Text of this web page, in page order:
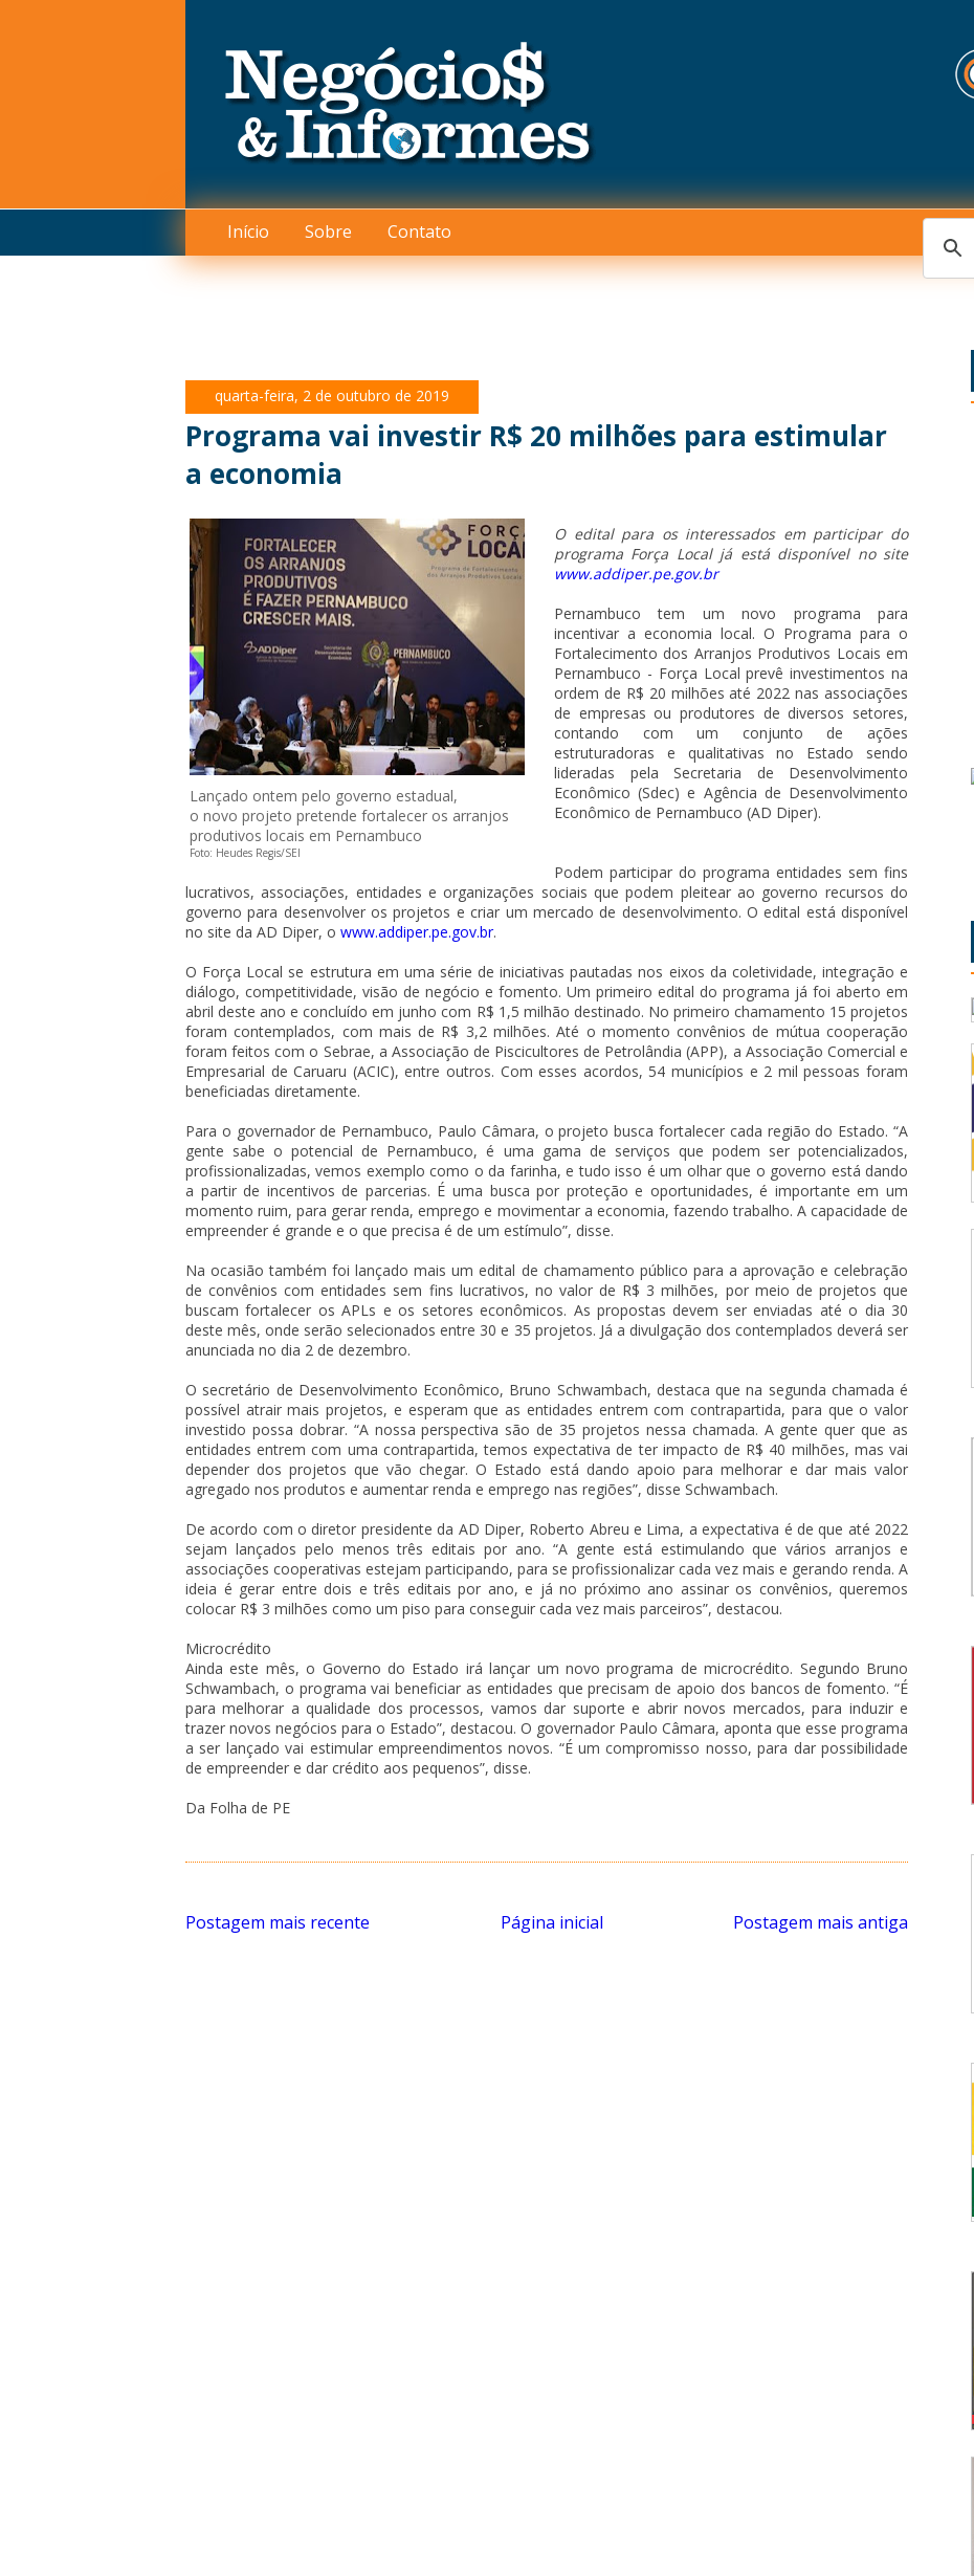
Início Sobre Contato
quarta-feira, 2 de outubro de 2019
Programa vai investir R$ 20 milhões para estimular
a economia
Lançado ontem pelo governo estadual,
o novo projeto pretende fortalecer os arranjos
produtivos locais em Pernambuco
Foto: Heudes Regis/SEI
O edital para os interessados em participar do
programa Força Local já está disponível no site
www.addiper.pe.gov.br
Pernambuco tem um novo programa para
incentivar a economia local. O Programa para o
Fortalecimento dos Arranjos Produtivos Locais em
Pernambuco - Força Local prevê investimentos na
ordem de R$ 20 milhões até 2022 nas associações
de empresas ou produtores de diversos setores,
contando com um conjunto de ações
estruturadoras e qualitativas no Estado sendo
lideradas pela Secretaria de Desenvolvimento
Econômico (Sdec) e Agência de Desenvolvimento
Econômico de Pernambuco (AD Diper).
Podem participar do programa entidades sem fins
lucrativos, associações, entidades e organizações sociais que podem pleitear ao governo recursos do
governo para desenvolver os projetos e criar um mercado de desenvolvimento. O edital está disponível
no site da AD Diper, o www.addiper.pe.gov.br.
O Força Local se estrutura em uma série de iniciativas pautadas nos eixos da coletividade, integração e
diálogo, competitividade, visão de negócio e fomento. Um primeiro edital do programa já foi aberto em
abril deste ano e concluído em junho com R$ 1,5 milhão destinado. No primeiro chamamento 15 projetos
foram contemplados, com mais de R$ 3,2 milhões. Até o momento convênios de mútua cooperação
foram feitos com o Sebrae, a Associação de Piscicultores de Petrolândia (APP), a Associação Comercial e
Empresarial de Caruaru (ACIC), entre outros. Com esses acordos, 54 municípios e 2 mil pessoas foram
beneficiadas diretamente.
Para o governador de Pernambuco, Paulo Câmara, o projeto busca fortalecer cada região do Estado. “A
gente sabe o potencial de Pernambuco, é uma gama de serviços que podem ser potencializados,
profissionalizadas, vemos exemplo como o da farinha, e tudo isso é um olhar que o governo está dando
a partir de incentivos de parcerias. É uma busca por proteção e oportunidades, é importante em um
momento ruim, para gerar renda, emprego e movimentar a economia, fazendo trabalho. A capacidade de
empreender é grande e o que precisa é de um estímulo”, disse.
Na ocasião também foi lançado mais um edital de chamamento público para a aprovação e celebração
de convênios com entidades sem fins lucrativos, no valor de R$ 3 milhões, por meio de projetos que
buscam fortalecer os APLs e os setores econômicos. As propostas devem ser enviadas até o dia 30
deste mês, onde serão selecionados entre 30 e 35 projetos. Já a divulgação dos contemplados deverá ser
anunciada no dia 2 de dezembro.
O secretário de Desenvolvimento Econômico, Bruno Schwambach, destaca que na segunda chamada é
possível atrair mais projetos, e esperam que as entidades entrem com contrapartida, para que o valor
investido possa dobrar. “A nossa perspectiva são de 35 projetos nessa chamada. A gente quer que as
entidades entrem com uma contrapartida, temos expectativa de ter impacto de R$ 40 milhões, mas vai
depender dos projetos que vão chegar. O Estado está dando apoio para melhorar e dar mais valor
agregado nos produtos e aumentar renda e emprego nas regiões”, disse Schwambach.
De acordo com o diretor presidente da AD Diper, Roberto Abreu e Lima, a expectativa é de que até 2022
sejam lançados pelo menos três editais por ano. “A gente está estimulando que vários arranjos e
associações cooperativas estejam participando, para se profissionalizar cada vez mais e gerando renda. A
ideia é gerar entre dois e três editais por ano, e já no próximo ano assinar os convênios, queremos
colocar R$ 3 milhões como um piso para conseguir cada vez mais parceiros”, destacou.
Microcrédito
Ainda este mês, o Governo do Estado irá lançar um novo programa de microcrédito. Segundo Bruno
Schwambach, o programa vai beneficiar as entidades que precisam de apoio dos bancos de fomento. “É
para melhorar a qualidade dos processos, vamos dar suporte e abrir novos mercados, para induzir e
trazer novos negócios para o Estado”, destacou. O governador Paulo Câmara, aponta que esse programa
a ser lançado vai estimular empreendimentos novos. “É um compromisso nosso, para dar possibilidade
de empreender e dar crédito aos pequenos”, disse.
Da Folha de PE
Postagem mais recente Postagem mais antiga
Página inicial